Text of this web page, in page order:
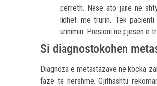
përreth. Nëse ato janë në
lidhet me trurin. Tek
urinimin. Presioni në pjesën e
Si diagnostokohen
Diagnoza e metastazave në kocka
fazë të hershme. Gjithashtu